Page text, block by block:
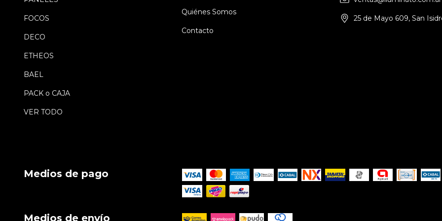
FOCOS
DECO
ETHEOS
BAEL
PACK o CAJA
VER TODO
Quiénes Somos
Contacto
25 de Mayo 609, San
Medios de pago
Medios de envío